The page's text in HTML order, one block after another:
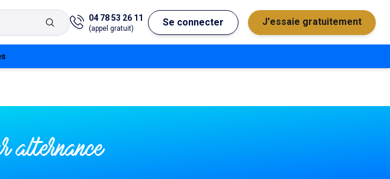
04 78 53 26 11
(appel gratuit)
Se connecter J'essaie gratuitement
alternance